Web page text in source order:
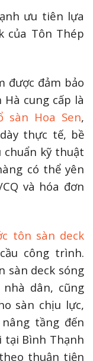
ưu tiên lựa
của Tôn Thép
được đảm bảo
cung cấp là
sàn Hoa Sen,
thực tế, bề
chuẩn kỹ thuật
có thể yên
và hóa đơn
tôn sàn deck
công trình.
sàn deck sóng
dân, cũng
sàn chịu lực,
tầng đến
tại Bình Thạnh
thuận tiện